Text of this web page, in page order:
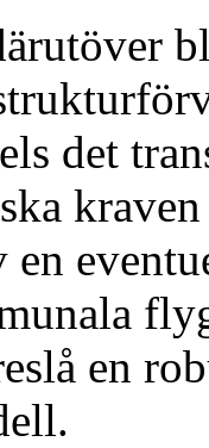
det
en
en